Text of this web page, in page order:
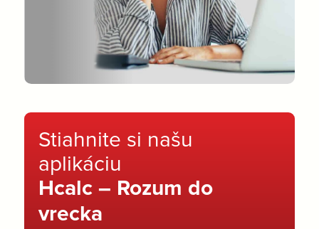
Stiahnite si našu
aplikáciu
Hcalc – Rozum do
vrecka